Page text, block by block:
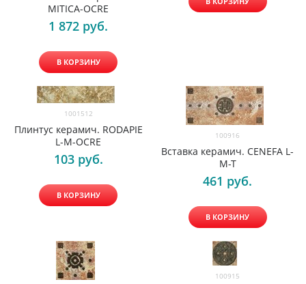
MITICA-OCRE
1 872 руб.
В КОРЗИНУ
1001512
Плинтус керамич. RODAPIE
L-M-OCRE
103 руб.
В КОРЗИНУ
100916
Вставка керамич. CENEFA L-
M-T
461 руб.
В КОРЗИНУ
100915